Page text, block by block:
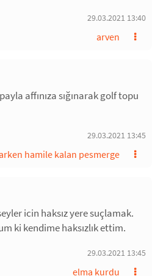
29.03.2021 13:40
arven
affınıza sığınarak golf topu
29.03.2021 13:45
hamile kalan pesmerge
icin haksız yere suçlamak.
ki kendime haksızlık ettim.
29.03.2021 13:45
elma kurdu